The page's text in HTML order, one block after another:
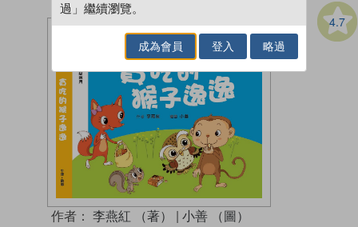
4.7
作者： 李燕紅 （著） | 小善 （圖）
過」繼續瀏覽。
成為會員 登入 略過